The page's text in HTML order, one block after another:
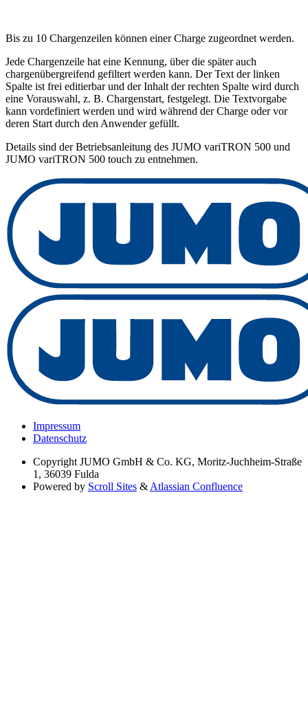
Bis zu 10 Chargenzeilen können einer Charge zugeordnet werden.
Jede Chargenzeile hat eine Kennung, über die später auch
chargenübergreifend gefiltert werden kann. Der Text der linken
Spalte ist frei editierbar und der Inhalt der rechten Spalte wird durch
eine Vorauswahl, z. B. Chargenstart, festgelegt. Die Textvorgabe
kann vordefiniert werden und wird während der Charge oder vor
deren Start durch den Anwender gefüllt.
Details sind der Betriebsanleitung des JUMO variTRON 500 und
JUMO variTRON 500 touch zu entnehmen.
Impressum
Datenschutz
Copyright JUMO GmbH & Co. KG, Moritz-Juchheim-Straße
1, 36039 Fulda
Powered by Scroll Sites & Atlassian Confluence